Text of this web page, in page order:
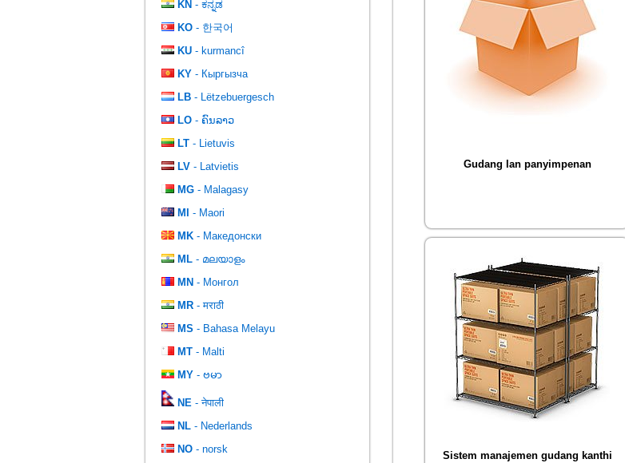
Gudang lan panyimpenan
Sistem manajemen gudang kanthi
KN - ಕನ್ನಡ
KO - 한국어
KU - kurmancî
KY - Кыргызча
LB - Lëtzebuergesch
LO - ຄົນລາວ
LT - Lietuvis
LV - Latvietis
MG - Malagasy
MI
- Maori
MK - Македонски
ML - മലയാളം
MN - Монгол
MR - मराठी
MS - Bahasa Melayu
MT - Malti
MY - ဗမာ
NE - नेपाली
NL - Nederlands
NO - norsk